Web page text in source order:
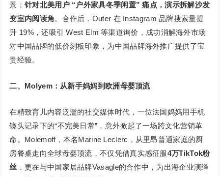
景；针对北美用户 “户外家具冬季闲置” 痛点，演示拆解沙发
变室内阅读角 。合作后，Outer 在 Instagram 品牌搜索量提
升 19%，还吸引 West Elm 等渠道询价，成功消解海外市场
对中国品牌的低价刻板印象，为中国品牌海外推广提供了宝
贵经验。
二、Molyem：从新手妈妈到欧洲母婴顶流
在精致育儿内容泛滥的社交媒体时代，一位法国妈妈用手机
镜头记录下的“不完美日常”，意外掀起了一场跨文化营销革
命。Molemoff，本名Marine Leclerc，从里昂普通家庭的厨
房餐桌走向全球母婴顶流，不仅凭借真实感征服4万TikTok粉
丝 ，更在与中国家居品牌Vasagle的合作中，为出海企业演绎